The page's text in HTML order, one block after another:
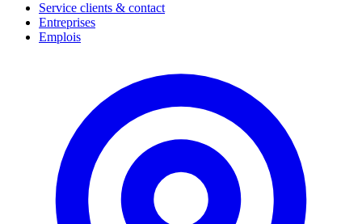
Service clients & contact
Entreprises
Emplois